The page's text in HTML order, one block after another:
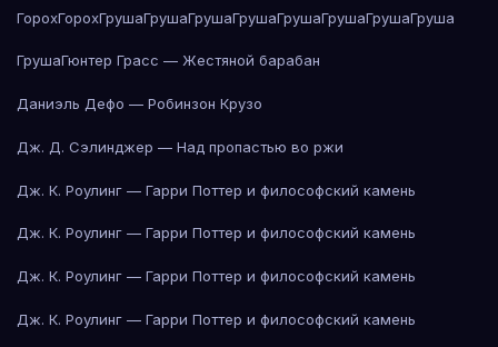
ГорохГорохГрушаГрушаГрушаГрушаГрушаГрушаГрушаГруша
ГрушаГюнтер Грасс — Жестяной барабан
Даниэль Дефо — Робинзон Крузо
Дж. Д. Сэлинджер — Над пропастью во ржи
Дж. К. Роулинг — Гарри Поттер и философский камень
Дж. К. Роулинг — Гарри Поттер и философский камень
Дж. К. Роулинг — Гарри Поттер и философский камень
Дж. К. Роулинг — Гарри Поттер и философский камень